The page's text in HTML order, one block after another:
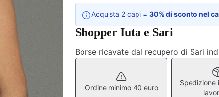
Acquista 2 capi = 30% di sconto nel
Shopper Iuta e Sari
Borse ricavate dal recupero di Sari
Ordine minimo 40 euro
Spedizione